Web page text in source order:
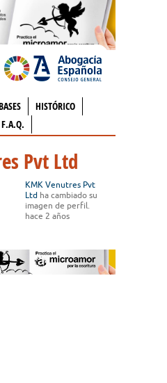
HISTÓRICO
F.A.Q.
Pvt Ltd
KMK Venutres Pvt
Ltd ha cambiado su
imagen de perfil.
hace 2 años